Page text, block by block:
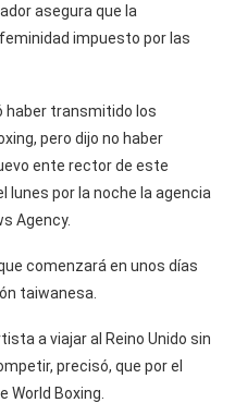
asegura que la
impuesto por las
haber transmitido los
pero dijo no haber
ente rector de este
lunes por la noche la agencia
Agency.
comenzará en unos días
taiwanesa.
a viajar al Reino Unido sin
precisó, que por el
Boxing.